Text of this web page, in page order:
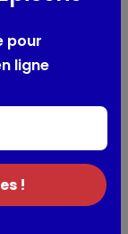
pour
ligne
!